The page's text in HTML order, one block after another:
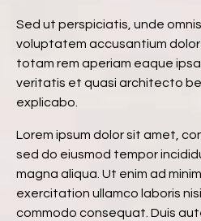
Sed ut perspiciatis, unde
voluptatem accusantium
totam rem aperiam eaque
veritatis et quasi architecto
explicabo.
Lorem ipsum dolor sit amet,
sed do eiusmod tempor
magna aliqua. Ut enim ad
exercitation ullamco laboris
commodo consequat. Duis